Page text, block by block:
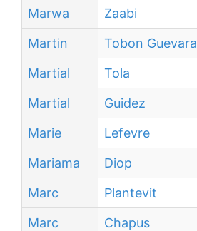
Marwa
Zaabi
Martin
Tobon Guevara
Martial
Tola
Martial
Guidez
Marie
Lefevre
Mariama
Diop
Marc
Plantevit
Marc
Chapus